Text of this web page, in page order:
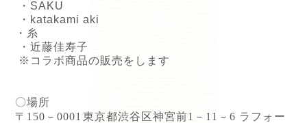
・ SAKU
・ katakami aki
・糸
・近藤佳寿子
※コラボ商品の販売をします
〇場所
〒 150 － 0001 東京都渋谷区神宮前1 － 11 － 6 ラフォー